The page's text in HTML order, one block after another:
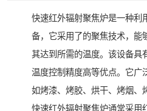
快速红外辐射聚焦炉是一种利
备，它采用了的聚焦技术，能
其达到所需的温度。该设备具
温度控制精度高等优点。它广
如烤漆、烤胶、烘干、烤烟、
快速红外辐射聚焦炉通常采用